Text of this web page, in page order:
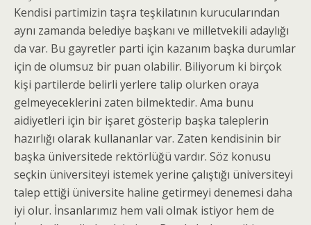
Kendisi partimizin taşra teşkilatının kurucularından
aynı zamanda belediye başkanı ve milletvekili adaylığı
da var. Bu gayretler parti için kazanım başka durumlar
için de olumsuz bir puan olabilir. Biliyorum ki birçok
kişi partilerde belirli yerlere talip olurken oraya
gelmeyeceklerini zaten bilmektedir. Ama bunu
aidiyetleri için bir işaret gösterip başka taleplerin
hazırlığı olarak kullananlar var. Zaten kendisinin bir
başka üniversitede rektörlüğü vardır. Söz konusu
seçkin üniversiteyi istemek yerine çalıştığı üniversiteyi
talep ettiği üniversite haline getirmeyi denemesi daha
iyi olur. İnsanlarımız hem vali olmak istiyor hem de